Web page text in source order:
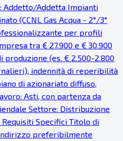
Addetto/Addetta Impianti
(CCNL Gas Acqua - 2°/3°
per profili
tra € 27.900 e € 30.900
produzione (es. € 2.500-2.800
indennità di reperibilità
di azionariato diffuso,
Asti, con partenza da
Settore: Distribuzione
Specifici Titolo di
preferibilmente